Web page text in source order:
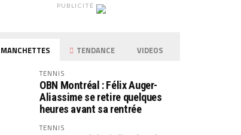
PUBLICITÉ
MANCHETTES TENDANCE VIDEOS
TENNIS
OBN Montréal : Félix Auger-
Aliassime se retire quelques
heures avant sa rentrée
TENNIS